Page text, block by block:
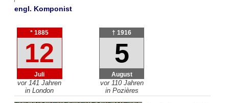
engl. Komponist
* 1885
12
Juli
vor 141 Jahren
in London
† 1916
5
August
vor 110 Jahren
in Pozières